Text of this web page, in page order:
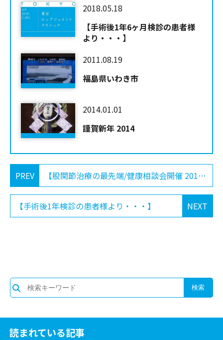
2018.05.18
【手術後1年6ヶ月検診の患者様
より・・・】
2011.08.19
福島県いわき市
2014.01.01
謹賀新年 2014
PREV 【股関節治療の最先端/健康相談会開催 2018-5-26】
NEXT
【手術後1年検診の患者様より・・・】
読まれている記事